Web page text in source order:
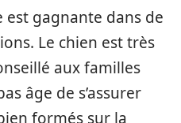
est gagnante dans de
Le chien est très
aux familles
âge de s’assurer
formés sur la